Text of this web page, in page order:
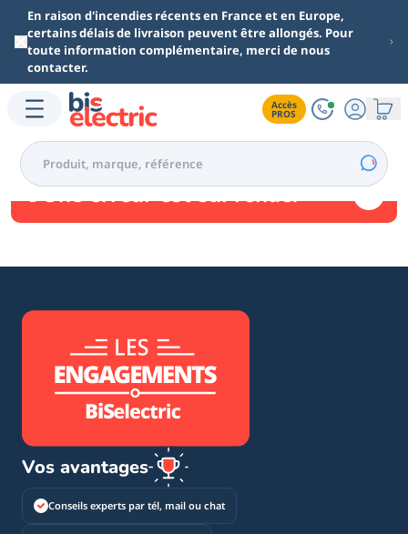
Aller au contenu principal
En raison d'incendies récents en France et en Europe,
certains délais de livraison peuvent être allongés. Pour
toute information complémentaire, merci de nous
contacter.
Accès
PROS
Une erreur est survenue.
Vos avantages
Conseils experts par tél, mail ou chat